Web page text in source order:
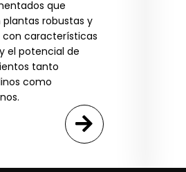
que
plantas robustas y
con características
el potencial de
tanto
como